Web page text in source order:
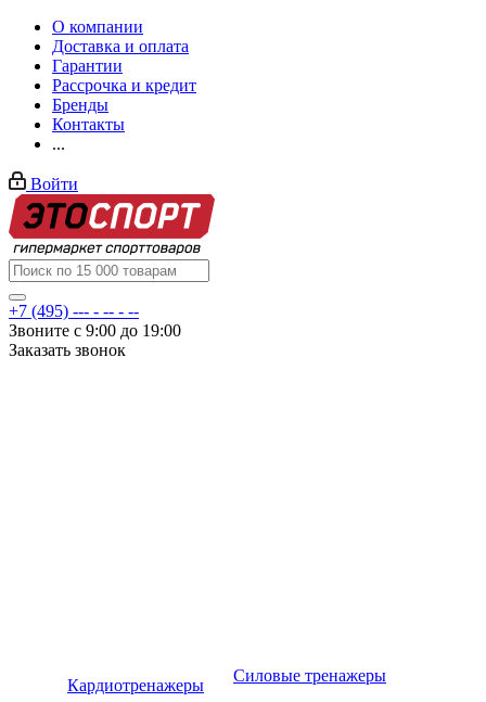
О компании
Доставка и оплата
Гарантии
Рассрочка и кредит
Бренды
Контакты
...
Войти
+7 (495) --- - -- - --
Звоните с 9:00 до 19:00
Заказать звонок
Кардиотренажеры
Силовые тренажеры